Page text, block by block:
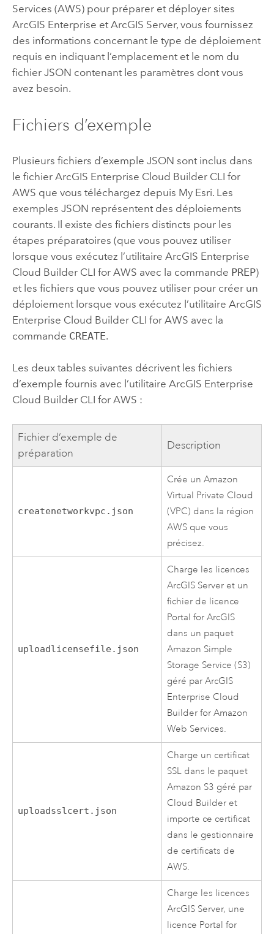
Services (AWS) pour préparer et déployer sites
ArcGIS Enterprise et ArcGIS Server, vous fournissez
des informations concernant le type de déploiement
requis en indiquant l’emplacement et le nom du
fichier JSON contenant les paramètres dont vous
avez besoin.
Fichiers d’exemple
Plusieurs fichiers d’exemple JSON sont inclus dans
le fichier ArcGIS Enterprise Cloud Builder CLI for
AWS que vous téléchargez depuis My Esri. Les
exemples JSON représentent des déploiements
courants. Il existe des fichiers distincts pour les
étapes préparatoires (que vous pouvez utiliser
lorsque vous exécutez l’utilitaire ArcGIS Enterprise
Cloud Builder CLI for AWS avec la commande PREP)
et les fichiers que vous pouvez utiliser pour créer un
déploiement lorsque vous exécutez l’utilitaire ArcGIS
Enterprise Cloud Builder CLI for AWS avec la
commande CREATE.
Les deux tables suivantes décrivent les fichiers
d’exemple fournis avec l’utilitaire ArcGIS Enterprise
Cloud Builder CLI for AWS :
Fichier d’exemple de
préparation
Description
createnetworkvpc.json
Crée unAmazon
Virtual Private Cloud
(VPC) dans la région
AWS que vous
précisez.
uploadlicensefile.json
Charge les licences
ArcGIS Server et un
fichier de licence
Portal for ArcGIS
dans un paquet
Amazon Simple
Storage Service (S3)
géré parArcGIS
Enterprise Cloud
Builder for Amazon
Web Services.
uploadsslcert.json
Charge un certificat
SSL dans le paquet
Amazon S3 géré par
Cloud Builder et
importe ce certificat
dans le gestionnaire
de certificats de
AWS.
Charge les licences
ArcGIS Server, une
licence Portal for